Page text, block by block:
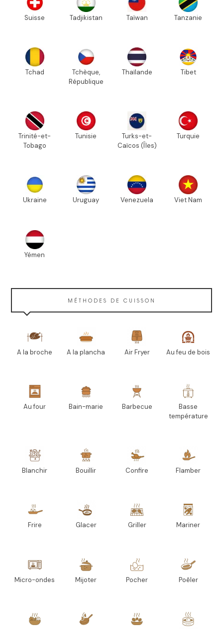
Suisse Tadjikistan Taïwan Tanzanie
Tchad
Tchèque,
République
Thaïlande Tibet
Trinité-et-
Tobago
Tunisie
Turks-et-
Caïcos (Îles)
Turquie
Ukraine Uruguay Venezuela Viet Nam
Yémen
MÉTHODES DE CUISSON
A la broche A la plancha Air Fryer Au feu de bois
Au four Bain-marie Barbecue
Basse
température
Blanchir Bouillir Confire Flamber
Frire Glacer Griller Mariner
Micro-ondes Mijoter Pocher Poêler